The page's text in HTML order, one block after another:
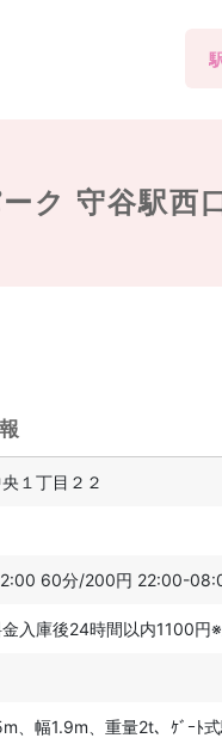
ーク 守谷駅西
１丁目２２
60分/200円 22:00-
金入庫後24時間以内1100円
、幅1.9m、重量2t、ｹﾞｰﾄ